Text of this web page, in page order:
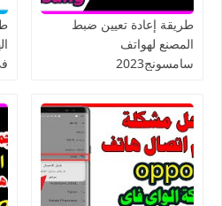
طريقة إعادة تعيين ضبط
المصنع لهواتف
سامسونج2023